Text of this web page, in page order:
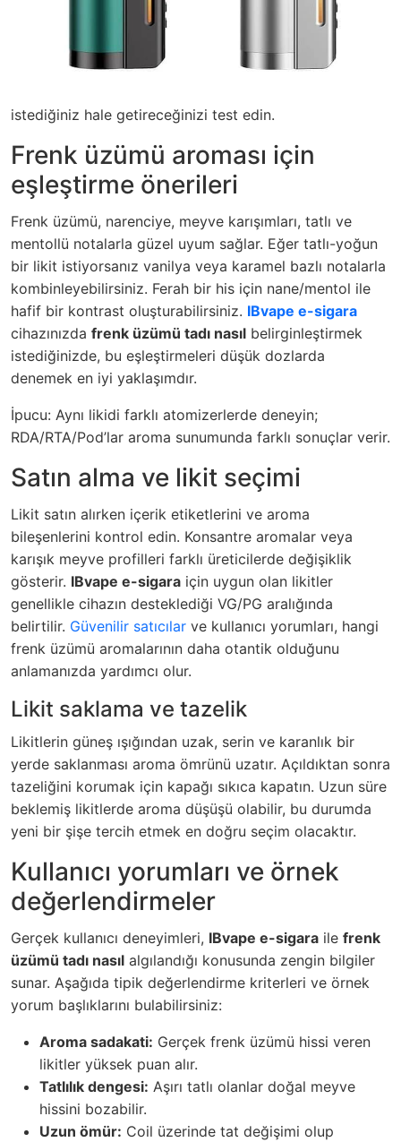
istediğiniz hale getireceğinizi test edin.
Frenk üzümü aroması için
eşleştirme önerileri
Frenk üzümü, narenciye, meyve karışımları, tatlı ve
mentollü notalarla güzel uyum sağlar. Eğer tatlı-yoğun
bir likit istiyorsanız vanilya veya karamel bazlı notalarla
kombinleyebilirsiniz. Ferah bir his için nane/mentol ile
hafif bir kontrast oluşturabilirsiniz. IBvape e-sigara
cihazınızda frenk üzümü tadı nasıl belirginleştirmek
istediğinizde, bu eşleştirmeleri düşük dozlarda
denemek en iyi yaklaşımdır.
İpucu: Aynı likidi farklı atomizerlerde deneyin;
RDA/RTA/Pod’lar aroma sunumunda farklı sonuçlar verir.
Satın alma ve likit seçimi
Likit satın alırken içerik etiketlerini ve aroma
bileşenlerini kontrol edin. Konsantre aromalar veya
karışık meyve profilleri farklı üreticilerde değişiklik
gösterir. IBvape e-sigara için uygun olan likitler
genellikle cihazın desteklediği VG/PG aralığında
belirtilir. Güvenilir satıcılar ve kullanıcı yorumları, hangi
frenk üzümü aromalarının daha otantik olduğunu
anlamanızda yardımcı olur.
Likit saklama ve tazelik
Likitlerin güneş ışığından uzak, serin ve karanlık bir
yerde saklanması aroma ömrünü uzatır. Açıldıktan sonra
tazeliğini korumak için kapağı sıkıca kapatın. Uzun süre
beklemiş likitlerde aroma düşüşü olabilir, bu durumda
yeni bir şişe tercih etmek en doğru seçim olacaktır.
Kullanıcı yorumları ve örnek
değerlendirmeler
Gerçek kullanıcı deneyimleri, IBvape e-sigara ile frenk
üzümü tadı nasıl algılandığı konusunda zengin bilgiler
sunar. Aşağıda tipik değerlendirme kriterleri ve örnek
yorum başlıklarını bulabilirsiniz:
Aroma sadakati: Gerçek frenk üzümü hissi veren
likitler yüksek puan alır.
Tatlılık dengesi: Aşırı tatlı olanlar doğal meyve
hissini bozabilir.
Uzun ömür: Coil üzerinde tat değişimi olup